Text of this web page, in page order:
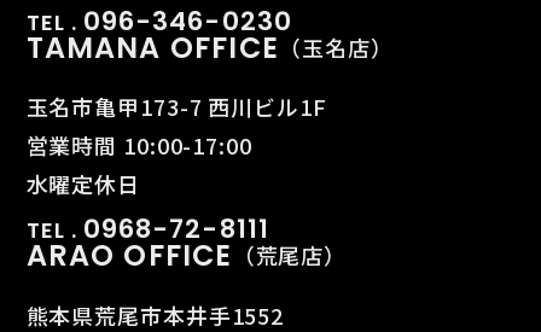
TEL . 096-346-0230
TAMANA OFFICE （玉名店）
玉名市亀甲173-7 西川ビル1F
営業時間 10:00-17:00
水曜定休日
TEL . 0968-72-8111
ARAO OFFICE （荒尾店）
熊本県荒尾市本井手1552